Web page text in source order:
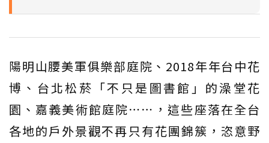
陽明山腰美軍俱樂部庭院、2018年年台中花
博、台北松菸「不只是圖書館」的澡堂花
園、嘉義美術館庭院⋯⋯，這些座落在全台
各地的戶外景觀不再只有花團錦簇，恣意野